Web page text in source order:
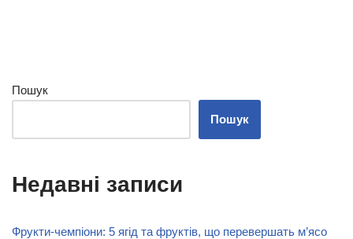
Пошук
Пошук
Недавні записи
Фрукти-чемпіони: 5 ягід та фруктів, що перевершать м’ясо